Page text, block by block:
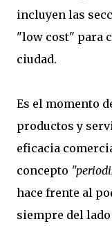
incluyen las
"low cost" para
ciudad.
Es el momento
productos y
eficacia
concepto
hace frente al
siempre del lado